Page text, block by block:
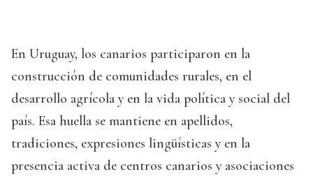
En Uruguay, los canarios participaron en la
construcción de comunidades rurales, en el
desarrollo agrícola y en la vida política y social del
país. Esa huella se mantiene en apellidos,
tradiciones, expresiones lingüísticas y en la
presencia activa de centros canarios y asociaciones